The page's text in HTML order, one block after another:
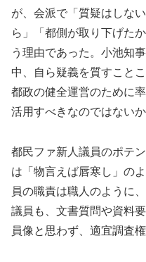
が、会派で「質疑はしな
ら」「都側が取り下げた
う理由であった。小池知
中、自ら疑義を質すこと
都政の健全運営のために
活用すべきなのではないか
都民ファ新人議員のポテ
は「物言えば唇寒し」の
員の職責は職人のように
議員も、文書質問や資料
員像と思わず、適宜調査